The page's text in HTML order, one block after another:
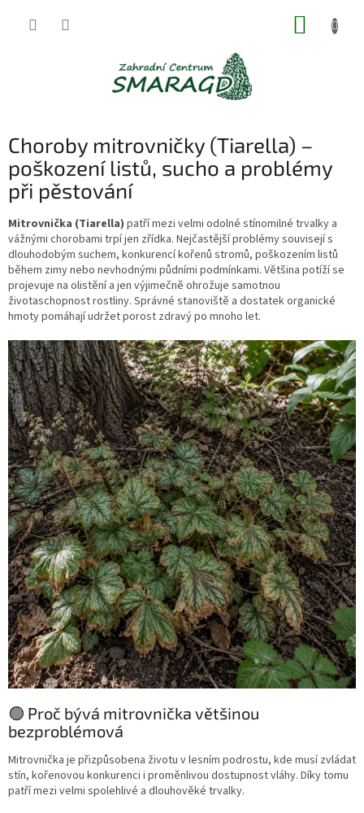
Choroby mitrovničky (Tiarella) –
poškození listů, sucho a problémy
při pěstování
Mitrovnička (Tiarella) patří mezi velmi odolné stínomilné trvalky a
vážnými chorobami trpí jen zřídka. Nejčastější problémy souvisejí s
dlouhodobým suchem, konkurencí kořenů stromů, poškozením listů
během zimy nebo nevhodnými půdními podmínkami. Většina potíží se
projevuje na olistění a jen výjimečně ohrožuje samotnou
životaschopnost rostliny. Správné stanoviště a dostatek organické
hmoty pomáhají udržet porost zdravý po mnoho let.
🟢 Proč bývá mitrovnička většinou
bezproblémová
Mitrovnička je přizpůsobena životu v lesním podrostu, kde musí zvládat
stín, kořenovou konkurenci i proměnlivou dostupnost vláhy. Díky tomu
patří mezi velmi spolehlivé a dlouhověké trvalky.